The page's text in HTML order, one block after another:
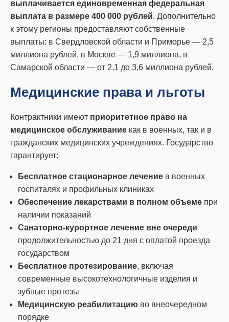
выплачивается единовременная федеральная
выплата в размере 400 000 рублей. Дополнительно
к этому регионы предоставляют собственные
выплаты: в Свердловской области и Приморье — 2,5
миллиона рублей, в Москве — 1,9 миллиона, в
Самарской области — от 2,1 до 3,6 миллиона рублей.
Медицинские права и льготы
Контрактники имеют приоритетное право на
медицинское обслуживание как в военных, так и в
гражданских медицинских учреждениях. Государство
гарантирует:
Бесплатное стационарное лечение в военных
госпиталях и профильных клиниках
Обеспечение лекарствами в полном объеме при
наличии показаний
Санаторно-курортное лечение вне очереди
продолжительностью до 21 дня с оплатой проезда
государством
Бесплатное протезирование, включая
современные высокотехнологичные изделия и
зубные протезы
Медицинскую реабилитацию во внеочередном
порядке